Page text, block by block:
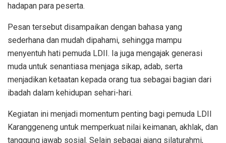
hadapan para peserta.
Pesan tersebut disampaikan dengan bahasa yang
sederhana dan mudah dipahami, sehingga mampu
menyentuh hati pemuda LDII. Ia juga mengajak generasi
muda untuk senantiasa menjaga sikap, adab, serta
menjadikan ketaatan kepada orang tua sebagai bagian dari
ibadah dalam kehidupan sehari-hari.
Kegiatan ini menjadi momentum penting bagi pemuda LDII
Karanggeneng untuk memperkuat nilai keimanan, akhlak, dan
tanggung jawab sosial. Selain sebagai ajang silaturahmi,